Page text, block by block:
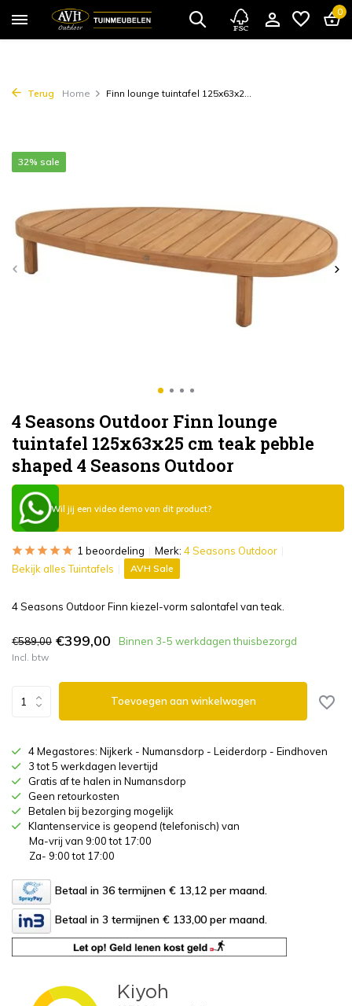
0
Terug Home Finn lounge tuintafel 125x63x2...
4 Seasons Outdoor Finn lounge
tuintafel 125x63x25 cm teak pebble
shaped 4 Seasons Outdoor
32% sale
Wil jij een video demo van dit product?
1 beoordeling Merk: 4 Seasons Outdoor
Bekijk alles Tuintafels
AVH Sale
4 Seasons Outdoor Finn kiezel-vorm salontafel van teak.
€589,00 €399,00 Binnen 3-5 werkdagen thuisbezorgd
Incl. btw
Toevoegen aan winkelwagen
4 Megastores: Nijkerk - Numansdorp - Leiderdorp - Eindhoven
3 tot 5 werkdagen levertijd
Gratis af te halen in Numansdorp
Geen retourkosten
Betalen bij bezorging mogelijk
Klantenservice is geopend (telefonisch) van
Ma-vrij van 9:00 tot 17:00
Za- 9:00 tot 17:00
Betaal in 36 termijnen € 13,12 per maand.
Betaal in 3 termijnen € 133,00 per maand.